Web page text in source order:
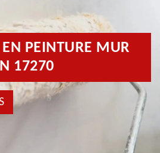
EN PEINTURE MUR
17270